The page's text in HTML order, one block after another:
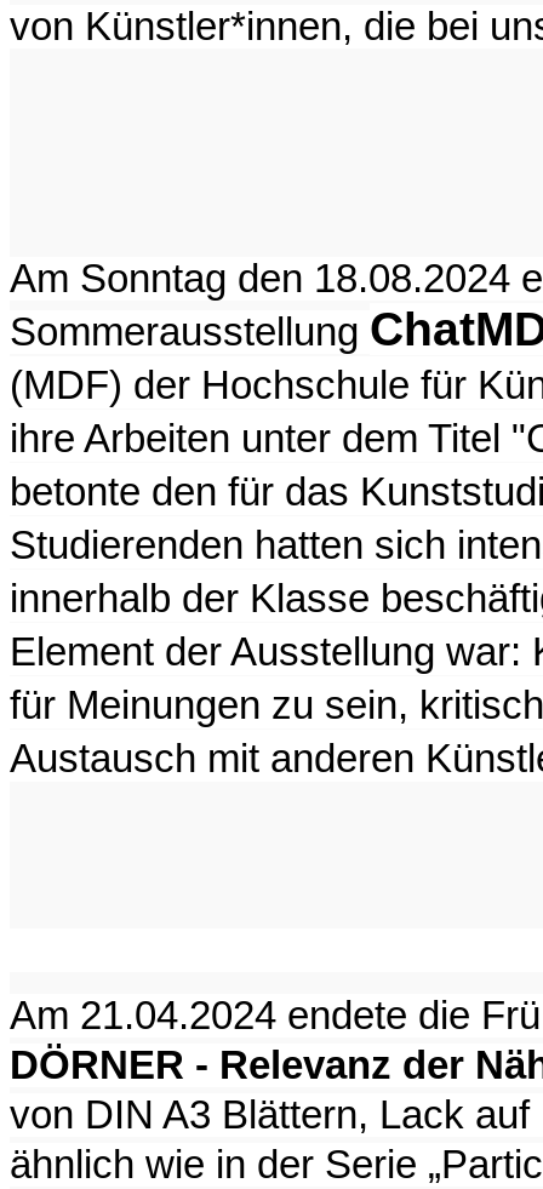
von Künstler*innen, die bei
Am Sonntag den 18.08.2024
Sommerausstellung
(MDF) der Hochschule für
ihre Arbeiten unter dem Titel
betonte den für das
Studierenden hatten sich
innerhalb der Klasse
Element der Ausstellung
für Meinungen zu sein,
Austausch mit anderen
Am 21.04.2024 endete die
DÖRNER - Relevanz der
von DIN A3 Blättern, Lack
ähnlich wie in der Serie